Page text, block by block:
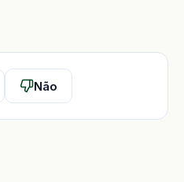
Não